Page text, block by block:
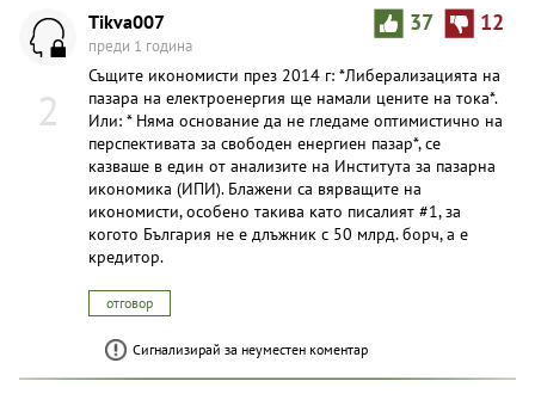
2
37 12
Tikva007
преди 1 година
Същите икономисти през 2014 г: *Либерализацията на
пазара на електроенергия ще намали цените на тока*.
Или: * Няма основание да не гледаме оптимистично на
перспективата за свободен енергиен пазар*, се
казваше в един от анализите на Института за пазарна
икономика (ИПИ). Блажени са вярващите на
икономисти, особено такива като писалият #1, за
когото България не е длъжник с 50 млрд. борч, а е
кредитор.
отговор
Сигнализирай за неуместен коментар